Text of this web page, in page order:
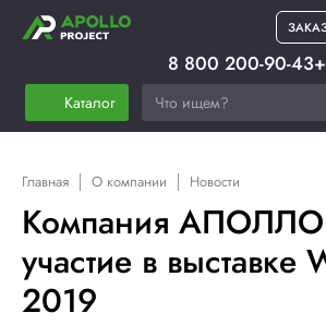
Каталог
8 800 200-90-43
Главная О компании Новости
Компания АПОЛЛО
участие в выставке
2019